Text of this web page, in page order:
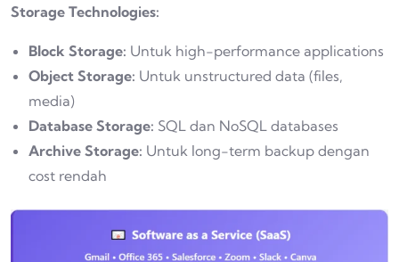
Storage Technologies:
Block Storage: Untuk high-performance applications
Object Storage: Untuk unstructured data (files,
media)
Database Storage: SQL dan NoSQL databases
Archive Storage: Untuk long-term backup dengan
cost rendah